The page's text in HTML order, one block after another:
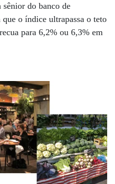
do banco de
o índice ultrapassa o teto
para 6,2% ou 6,3% em